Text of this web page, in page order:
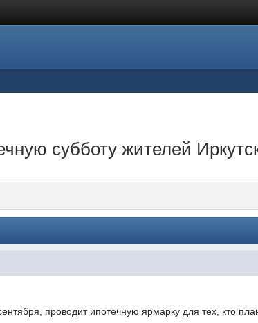
субботу жителей
проводит ипотечную ярмарку для тех, кто